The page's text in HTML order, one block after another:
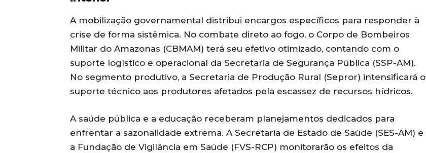
A mobilização governamental distribui encargos específicos para responder à
crise de forma sistêmica. No combate direto ao fogo, o Corpo de Bombeiros
Militar do Amazonas (CBMAM) terá seu efetivo otimizado, contando com o
suporte logístico e operacional da Secretaria de Segurança Pública (SSP-AM).
No segmento produtivo, a Secretaria de Produção Rural (Sepror) intensificará o
suporte técnico aos produtores afetados pela escassez de recursos hídricos.
A saúde pública e a educação receberam planejamentos dedicados para
enfrentar a sazonalidade extrema. A Secretaria de Estado de Saúde (SES-AM) e
a Fundação de Vigilância em Saúde (FVS-RCP) monitorarão os efeitos da